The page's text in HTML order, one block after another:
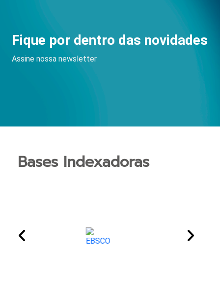
Fique por dentro das novidades
Assine nossa newsletter
Bases Indexadoras